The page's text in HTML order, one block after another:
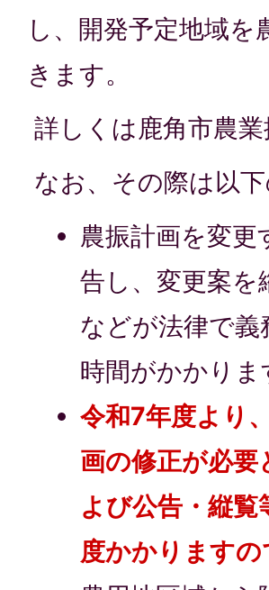
し、開発予定地域
きます。
詳しくは鹿角市農
なお、その際は以
農振計画を変
告し、変更案
などが法律で
時間がかかりま
令和7年度より
画の修正が必
よび公告・縦
度かかります